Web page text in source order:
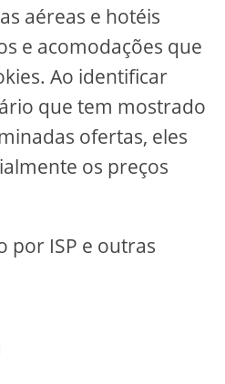
aéreas e hotéis
e acomodações que
Ao identificar
que tem mostrado
ofertas, eles
os preços
por ISP e outras